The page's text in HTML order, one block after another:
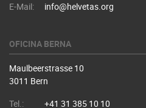
E-Mail:
info@helvetas.org
OFICINA BERNA
Maulbeerstrasse 10
3011 Bern
Tel.:
+41 31 385 10 10